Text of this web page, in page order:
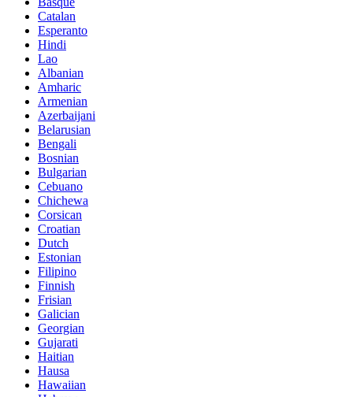
Catalan
Esperanto
Hindi
Lao
Albanian
Amharic
Armenian
Azerbaijani
Belarusian
Bengali
Bosnian
Bulgarian
Cebuano
Chichewa
Corsican
Croatian
Dutch
Estonian
Filipino
Finnish
Frisian
Galician
Georgian
Gujarati
Haitian
Hausa
Hawaiian